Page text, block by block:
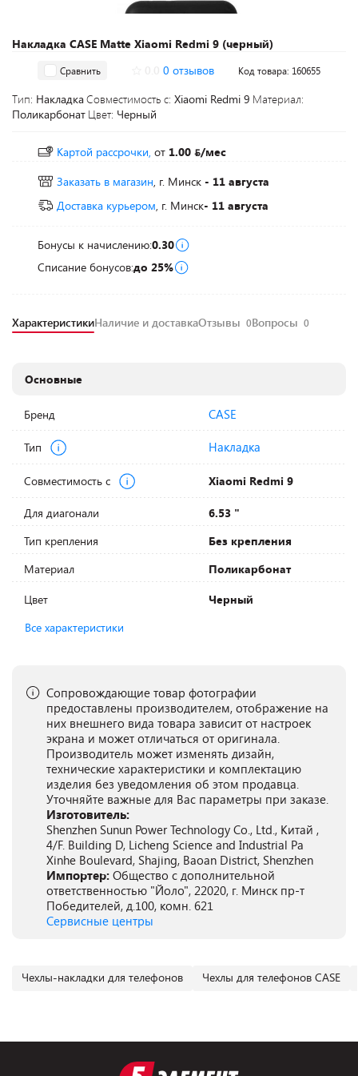
Накладка CASE Matte Xiaomi Redmi 9 (черный)
Сравнить 0 отзывов Код товара: 160655
Тип: НакладкаСовместимость с: Xiaomi Redmi 9 Материал:
Поликарбонат Цвет: Черный
Картой рассрочки, от 1.00
/мес
Заказать в магазин, г. Минск - 11 августа
Доставка курьером, г. Минск- 11 августа
Бонусы к начислению:0.30
Списание бонусов:до 25%
ХарактеристикиНаличие и доставкаОтзывы 0Вопросы 0
Основные
Бренд CASE
Тип Накладка
Совместимость с Xiaomi Redmi 9
Для диагонали
6.53 "
Тип крепления
Без крепления
Материал
Поликарбонат
Цвет
Черный
Все характеристики
Сопровождающие товар фотографии
предоставлены производителем, отображение на
них внешнего вида товара зависит от настроек
экрана и может отличаться от оригинала.
Производитель может изменять дизайн,
технические характеристики и комплектацию
изделия без уведомления об этом продавца.
Уточняйте важные для Вас параметры при заказе.
Изготовитель:
Shenzhen Sunun Power Technology Co., Ltd., Китай ,
4/F. Building D, Licheng Science and Industrial Pa
Xinhe Boulevard, Shajing, Baoan District, Shenzhen
Импортер: Общество с дополнительной
ответственностью "Йоло", 22020, г. Минск пр-т
Победителей, д.100, комн. 621
Сервисные центры
Чехлы-накладки для телефонов Чехлы для телефонов CASE